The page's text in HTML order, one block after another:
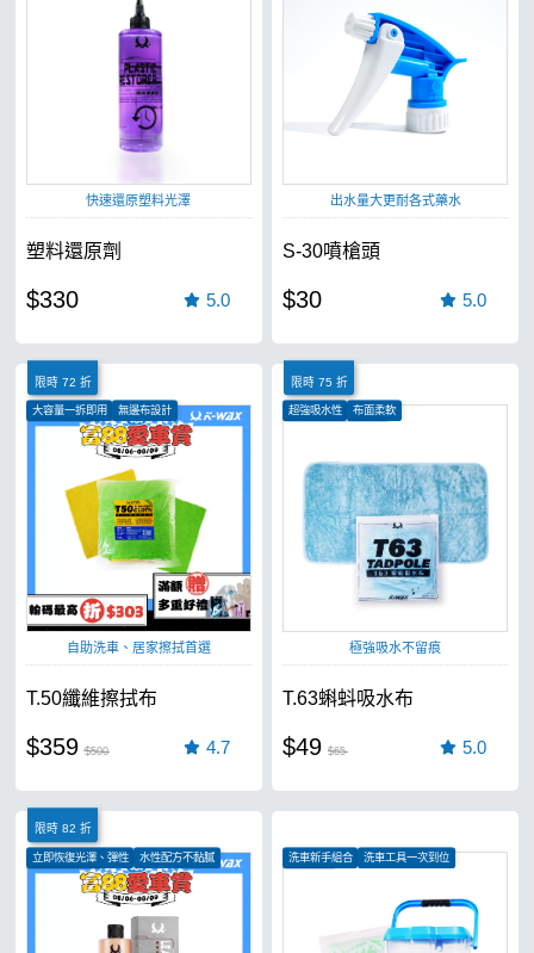
快速還原塑料光澤
塑料還原劑
$330 5.0
出水量大更耐各式藥水
S-30噴槍頭
$30 5.0
限時 72 折
大容量一拆即用
無邊布設計
吸水效果極強
自助洗車、居家擦拭首選
T.50纖維擦拭布
$359 $500 4.7
限時 75 折
超強吸水性
布面柔軟
極強吸水不留痕
T.63蝌蚪吸水布
$49 $65 5.0
限時 82 折
立即恢復光澤、彈性
水性配方不黏膩
防止皮革龜裂
洗車新手組合
洗車工具一次到位